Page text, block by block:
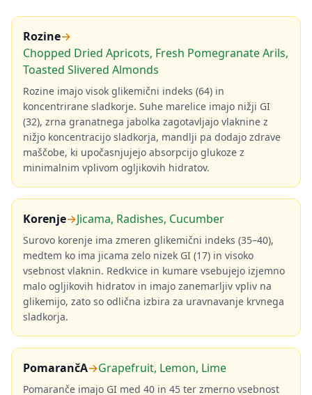
Rozine→
Chopped Dried Apricots, Fresh Pomegranate Arils,
Toasted Slivered Almonds
Rozine imajo visok glikemični indeks (64) in
koncentrirane sladkorje. Suhe marelice imajo nižji GI
(32), zrna granatnega jabolka zagotavljajo vlaknine z
nižjo koncentracijo sladkorja, mandlji pa dodajo zdrave
maščobe, ki upočasnjujejo absorpcijo glukoze z
minimalnim vplivom ogljikovih hidratov.
Korenje→Jicama, Radishes, Cucumber
Surovo korenje ima zmeren glikemični indeks (35–40),
medtem ko ima jicama zelo nizek GI (17) in visoko
vsebnost vlaknin. Redkvice in kumare vsebujejo izjemno
malo ogljikovih hidratov in imajo zanemarljiv vpliv na
glikemijo, zato so odlična izbira za uravnavanje krvnega
sladkorja.
PomarančA→Grapefruit, Lemon, Lime
Pomaranče imajo GI med 40 in 45 ter zmerno vsebnost